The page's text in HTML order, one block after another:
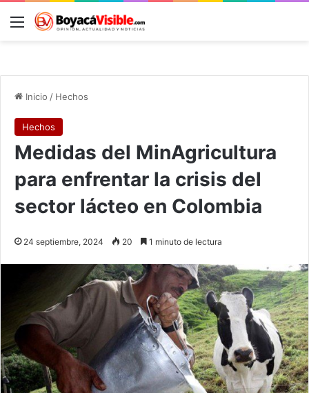
Menú
Inicio / Hechos
Hechos
Medidas del MinAgricultura
para enfrentar la crisis del
sector lácteo en Colombia
24 septiembre, 2024 20 1 minuto de lectura